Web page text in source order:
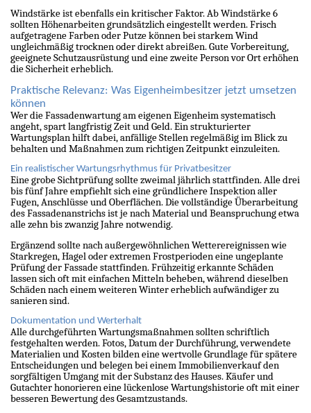
Windstärke ist ebenfalls ein kritischer Faktor. Ab Windstärke 6
sollten Höhenarbeiten grundsätzlich eingestellt werden. Frisch
aufgetragene Farben oder Putze können bei starkem Wind
ungleichmäßig trocknen oder direkt abreißen. Gute Vorbereitung,
geeignete Schutzausrüstung und eine zweite Person vor Ort erhöhen
die Sicherheit erheblich.
Praktische Relevanz: Was Eigenheimbesitzer jetzt umsetzen
können
Wer die Fassadenwartung am eigenen Eigenheim systematisch
angeht, spart langfristig Zeit und Geld. Ein strukturierter
Wartungsplan hilft dabei, anfällige Stellen regelmäßig im Blick zu
behalten und Maßnahmen zum richtigen Zeitpunkt einzuleiten.
Ein realistischer Wartungsrhythmus für Privatbesitzer
Eine grobe Sichtprüfung sollte zweimal jährlich stattfinden. Alle drei
bis fünf Jahre empfiehlt sich eine gründlichere Inspektion aller
Fugen, Anschlüsse und Oberflächen. Die vollständige Überarbeitung
des Fassadenanstrichs ist je nach Material und Beanspruchung etwa
alle zehn bis zwanzig Jahre notwendig.
Ergänzend sollte nach außergewöhnlichen Wetterereignissen wie
Starkregen, Hagel oder extremen Frostperioden eine ungeplante
Prüfung der Fassade stattfinden. Frühzeitig erkannte Schäden
lassen sich oft mit einfachen Mitteln beheben, während dieselben
Schäden nach einem weiteren Winter erheblich aufwändiger zu
sanieren sind.
Dokumentation und Werterhalt
Alle durchgeführten Wartungsmaßnahmen sollten schriftlich
festgehalten werden. Fotos, Datum der Durchführung, verwendete
Materialien und Kosten bilden eine wertvolle Grundlage für spätere
Entscheidungen und belegen bei einem Immobilienverkauf den
sorgfältigen Umgang mit der Substanz des Hauses. Käufer und
Gutachter honorieren eine lückenlose Wartungshistorie oft mit einer
besseren Bewertung des Gesamtzustands.